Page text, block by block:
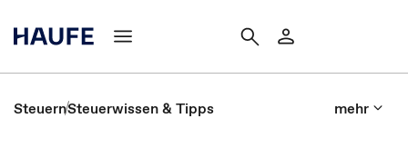
SteuernSteuerwissen & Tipps mehr